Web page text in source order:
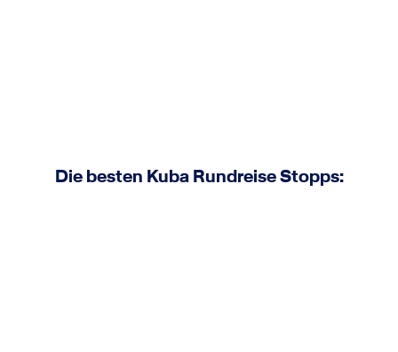
Die besten Kuba Rundreise Stopps: